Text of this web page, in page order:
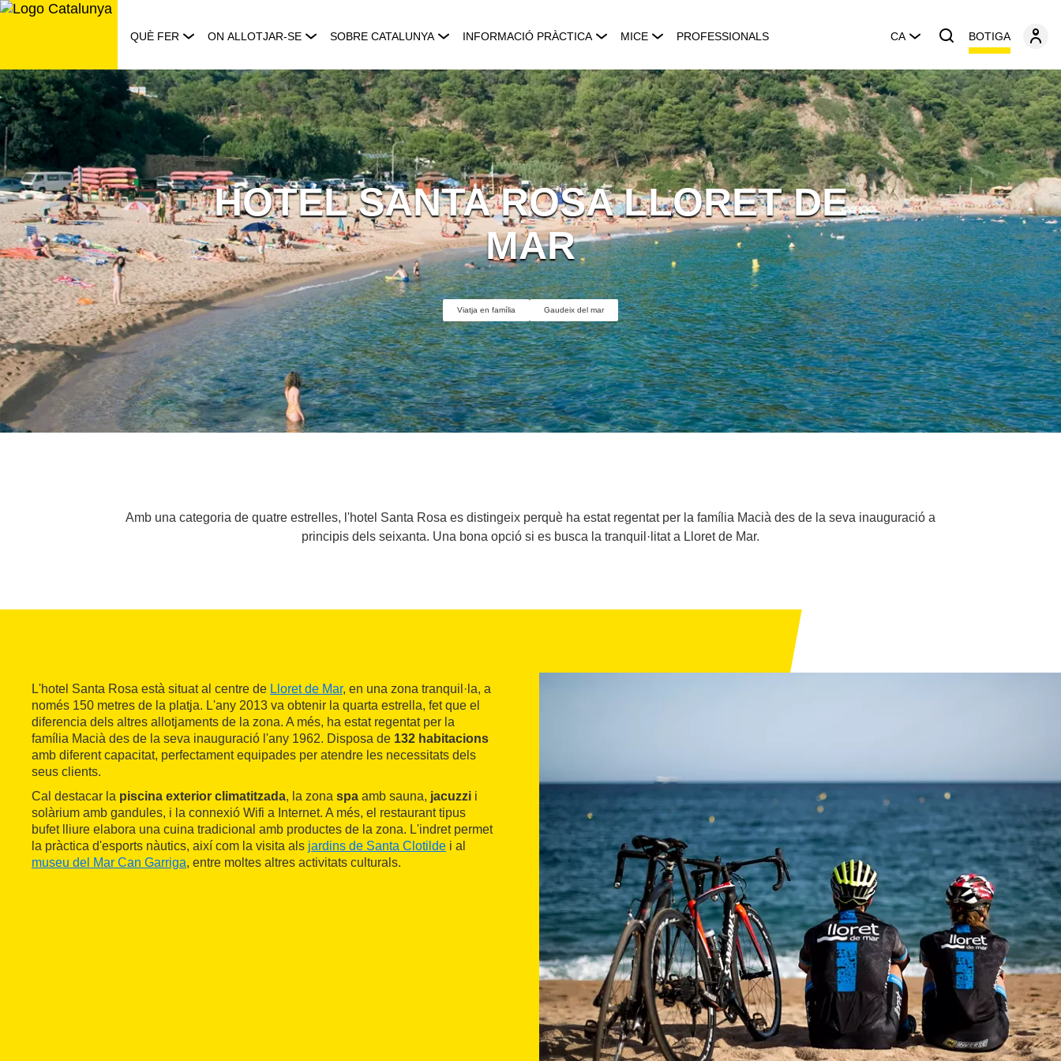
Saltar
QUÈ FER ON ALLOTJAR-SE SOBRE CATALUNYA INFORMACIÓ PRÀCTICA MICE PROFESSIONALS CA BOTIGA
HOTEL SANTA ROSA LLORET DE
MAR
Viatja en família Gaudeix del mar
Amb una categoria de quatre estrelles, l'hotel Santa Rosa es distingeix perquè ha estat regentat per la família Macià des de la seva inauguració a
principis dels seixanta. Una bona opció si es busca la tranquil·litat a Lloret de Mar.
L'hotel Santa Rosa està situat al centre de Lloret de Mar, en una zona tranquil·la, a
només 150 metres de la platja. L'any 2013 va obtenir la quarta estrella, fet que el
diferencia dels altres allotjaments de la zona. A més, ha estat regentat per la
família Macià des de la seva inauguració l'any 1962. Disposa de 132 habitacions
amb diferent capacitat, perfectament equipades per atendre les necessitats dels
seus clients.
Cal destacar la piscina exterior climatitzada, la zona spa amb sauna, jacuzzi i
solàrium amb gandules, i la connexió Wifi a Internet. A més, el restaurant tipus
bufet lliure elabora una cuina tradicional amb productes de la zona. L'indret permet
la pràctica d'esports nàutics, així com la visita als jardins de Santa Clotilde i al
museu del Mar Can Garriga, entre moltes altres activitats culturals.